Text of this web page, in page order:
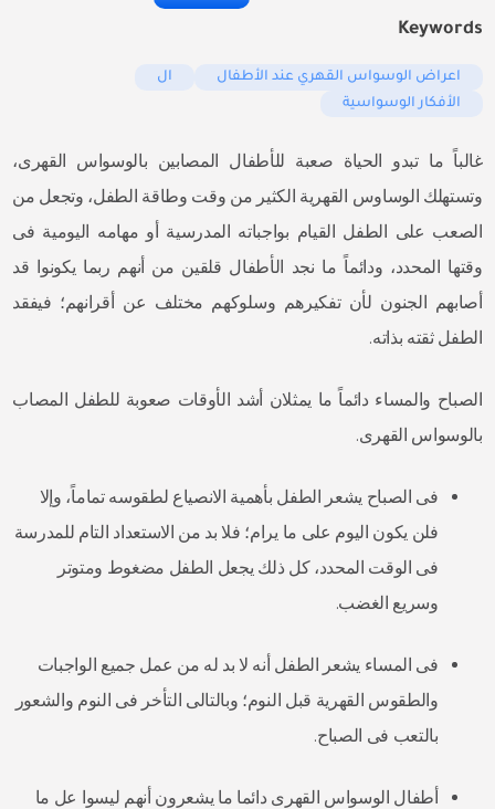
Keywords
اعراض الوسواس القهري عند الأطفال
ال
الأفكار الوسواسية
غالباً ما تبدو الحياة صعبة للأطفال المصابين بالوسواس القهرى،
وتستهلك الوساوس القهرية الكثير من وقت وطاقة الطفل، وتجعل من
الصعب على الطفل القيام بواجباته المدرسية أو مهامه اليومية فى
وقتها المحدد، ودائماً ما نجد الأطفال قلقين من أنهم ربما يكونوا قد
أصابهم الجنون لأن تفكيرهم وسلوكهم مختلف عن أقرانهم؛ فيفقد
الطفل ثقته بذاته.
الصباح والمساء دائماً ما يمثلان أشد الأوقات صعوبة للطفل المصاب
بالوسواس القهرى.
فى الصباح يشعر الطفل بأهمية الانصياع لطقوسه تماماً، وإلا
فلن يكون اليوم على ما يرام؛ فلا بد من الاستعداد التام للمدرسة
فى الوقت المحدد، كل ذلك يجعل الطفل مضغوط ومتوتر
وسريع الغضب.
فى المساء يشعر الطفل أنه لا بد له من عمل جميع الواجبات
والطقوس القهرية قبل النوم؛ وبالتالى التأخر فى النوم والشعور
بالتعب فى الصباح.
أطفال الوسواس القهرى دائما ما يشعرون أنهم ليسوا عل ما